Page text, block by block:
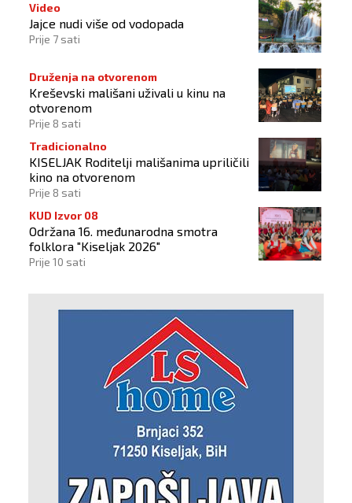
Video
Jajce nudi više od vodopada
Prije 7 sati
Druženja na otvorenom
Kreševski mališani uživali u kinu na
otvorenom
Prije 8 sati
Tradicionalno
KISELJAK Roditelji mališanima upriličili
kino na otvorenom
Prije 8 sati
KUD Izvor 08
Održana 16. međunarodna smotra
folklora "Kiseljak 2026"
Prije 10 sati